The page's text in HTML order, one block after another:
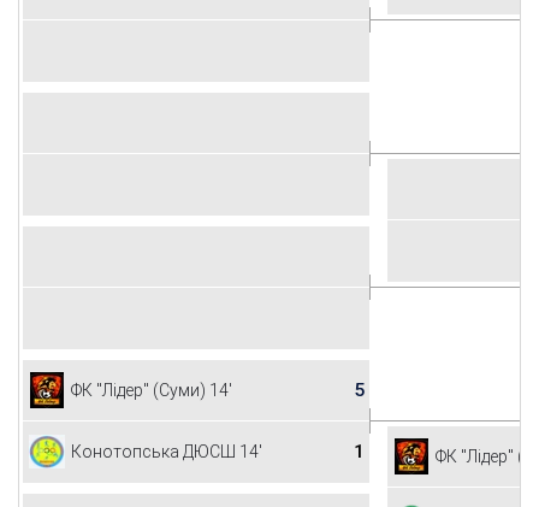
ФК "Лідер" (Суми) 14' 5
Конотопська ДЮСШ 14' 1 ФК "Лідер"